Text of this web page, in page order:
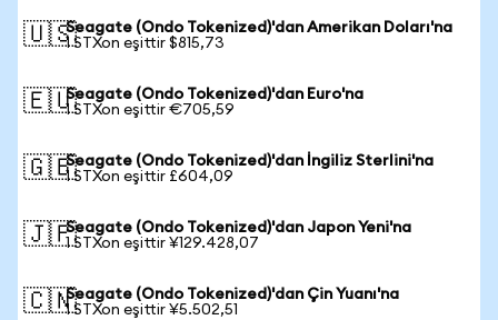
🇺🇸Seagate (Ondo Tokenized)'dan Amerikan Doları'na
1 STXon eşittir $815,73
🇪🇺Seagate (Ondo Tokenized)'dan Euro'na
1 STXon eşittir €705,59
🇬🇧Seagate (Ondo Tokenized)'dan İngiliz Sterlini'na
1 STXon eşittir £604,09
🇯🇵Seagate (Ondo Tokenized)'dan Japon Yeni'na
1 STXon eşittir ¥129.428,07
🇨🇳Seagate (Ondo Tokenized)'dan Çin Yuanı'na
1 STXon eşittir ¥5.502,51